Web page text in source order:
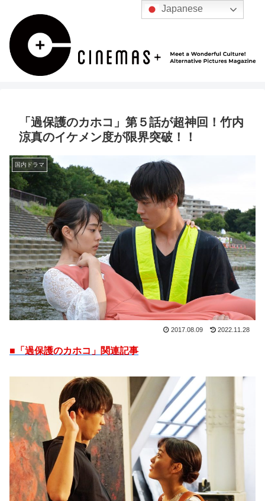
「過保護のカホコ」第５話が超神回！竹内
涼真のイケメン度が限界突破！！
国内ドラマ
2017.08.09 2022.11.28
■「過保護のカホコ」関連記事
Japanese